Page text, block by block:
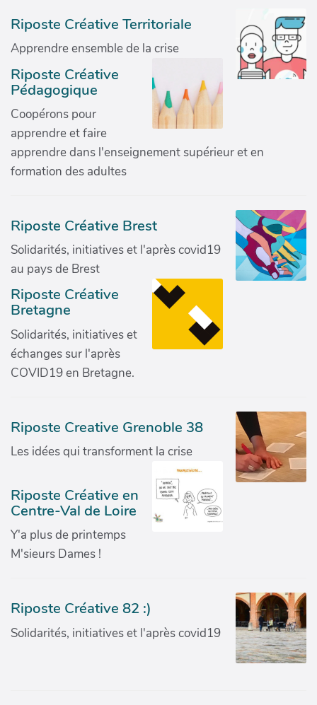
Riposte Créative Territoriale
Apprendre ensemble de la crise
Riposte Créative
Pédagogique
Coopérons pour
apprendre et faire
apprendre dans l'enseignement supérieur et en
formation des adultes
Riposte Créative Brest
Solidarités, initiatives et l'après covid19
au pays de Brest
Riposte Créative
Bretagne
Solidarités, initiatives et
échanges sur l'après
COVID19 en Bretagne.
Riposte Creative Grenoble 38
Les idées qui transforment la crise
Riposte Créative en
Centre-Val de Loire
Y'a plus de printemps
M'sieurs Dames !
Riposte Créative 82 :)
Solidarités, initiatives et l'après covid19